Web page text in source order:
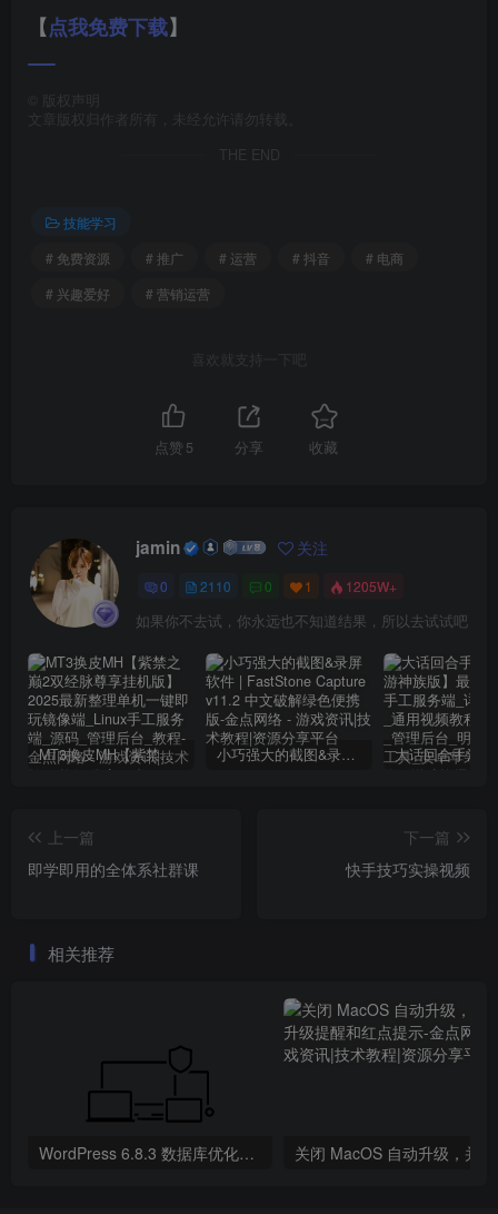
​【点我免费下载】
版权声明
文章版权归作者所有，未经允许请勿转载。
THE END
技能学习
# 免费资源
# 推广 # 运营 # 抖音
# 电商
# 兴趣爱好
# 营销运营
喜欢就支持一下吧
点赞 5 分享 收藏
jamin 关注
0 2110 0 1 1205W+
如果你不去试，你永远也不知道结果，所以去试试吧
MT3换皮MH【紫禁之巅2双经脉尊享挂机版】2025最新整理单机一键即玩镜像端_Linux手工服务端_源码_管理后台_教程 小巧强大的截图&录屏软件 | FastStone Capture v11.2 中文破解绿色便携版
上一篇
即学即用的全体系社群课
下一篇
快手技巧实操视频
相关推荐
WordPress 6.8.3 数据库优化与清理方案